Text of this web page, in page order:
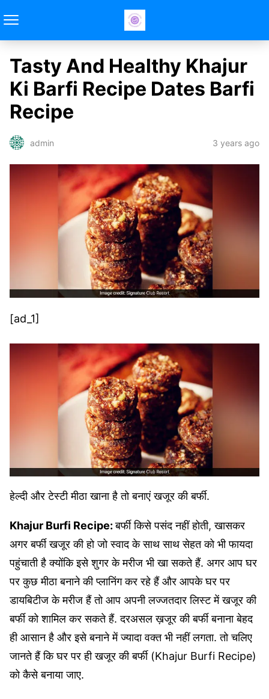
Tasty And Healthy Khajur
Ki Barfi Recipe Dates Barfi
Recipe
admin 3 years ago
[ad_1]
हेल्दी और टेस्टी मीठा खाना है तो बनाएं खजूर की बर्फी.
Khajur Burfi Recipe:बर्फी किसे पसंद नहीं होती, खासकर
अगर बर्फी खजूर की हो जो स्वाद के साथ साथ सेहत को भी फायदा
पहुंचाती है क्योंकि इसे शुगर के मरीज भी खा सकते हैं. अगर आप घर
पर कुछ मीठा बनाने की प्लानिंग कर रहे हैं और आपके घर पर
डायबिटीज के मरीज हैं तो आप अपनी लज्जतदार लिस्ट में खजूर की
बर्फी को शामिल कर सकते हैं. दरअसल ख़जूर की बर्फी बनाना बेहद
ही आसान है और इसे बनाने में ज्यादा वक्त भी नहीं लगता. तो चलिए
जानते हैं कि घर पर ही खजूर की बर्फी (Khajur Burfi Recipe)
को कैसे बनाया जाए.